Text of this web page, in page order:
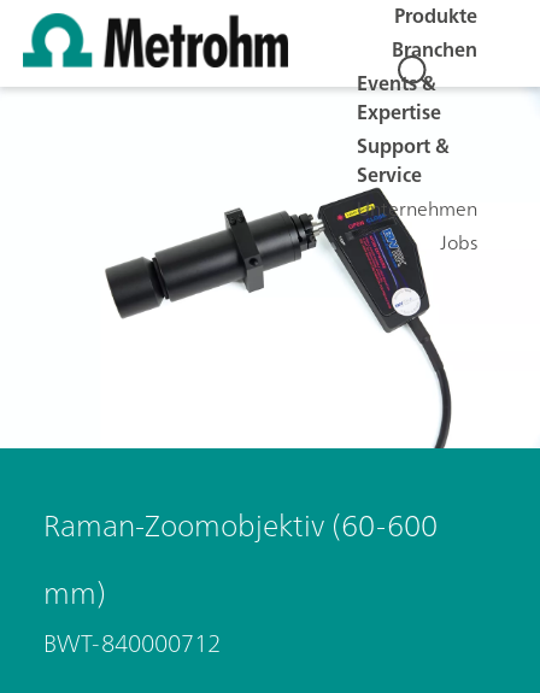
Produkte
Branchen
Events &
Expertise
Support &
Service
Unternehmen
Jobs
Raman-Zoomobjektiv (60-600
mm)
BWT-840000712